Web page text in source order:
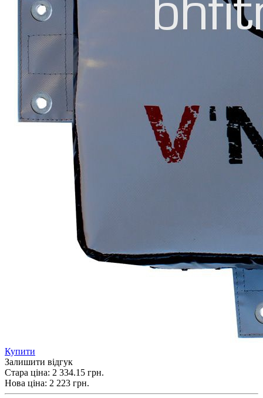
Купити
Залишити відгук
Стара ціна: 2 334.15 грн.
Нова ціна: 2 223 грн.